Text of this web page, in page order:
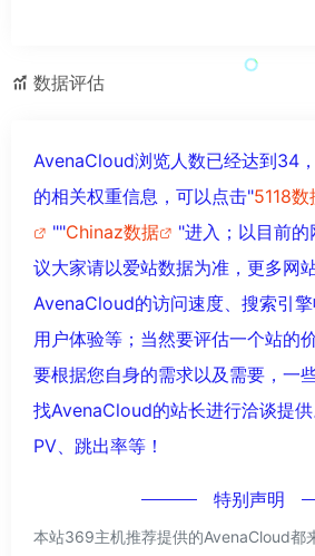
数据评估
AvenaCloud浏览人数已经达到34
的相关权重信息，可以点击"5118数
""Chinaz数据
"进入；以目前
议大家请以爱站数据为准，更多网
AvenaCloud的访问速度、搜索引擎
用户体验等；当然要评估一个站的
要根据您自身的需求以及需要，一
找AvenaCloud的站长进行洽谈提供
PV、跳出率等！
特别声明
本站369主机推荐提供的AvenaCloud都